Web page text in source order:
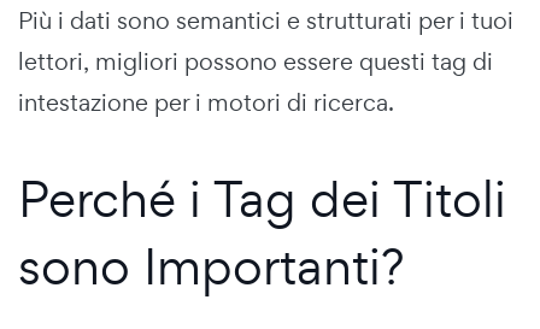
Più i dati sono semantici e strutturati per i tuoi
lettori, migliori possono essere questi tag di
intestazione per i motori di ricerca.
Perché i Tag dei Titoli
sono Importanti?